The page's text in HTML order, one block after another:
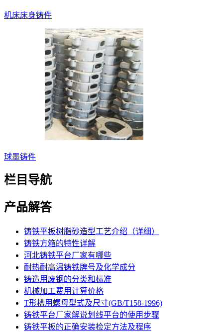
机床床身铸件
球墨铸件
栏目导航
产品解答
铸铁平板树脂砂造型工艺介绍（详细）
铸铁方箱的特性详解
河北铸铁平台厂家有哪些
耐热耐高温铸铁牌号及化学成分
铸造用废钢的分类和标准
机械加工费用计算价格
T形槽用螺母型式及尺寸(GB/T158-1996)
铸铁平台厂家解说划线平台的使用步骤
铸铁平板的正确安装检定方法及程序